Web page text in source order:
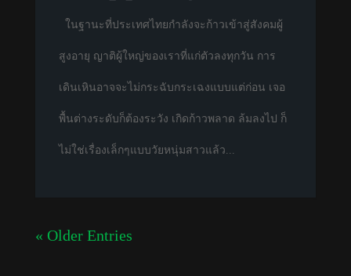
ในฐานะที่ประเทศไทยกำลังจะก้าวเข้าสู่สังคมผู้
สูงอายุ ญาติผู้ใหญ่ของเราที่แก่ตัวลงทุกวัน การ
เดินเหินอาจจะไม่กระฉับกระเฉงแบบแต่ก่อน เจอ
พื้นต่างระดับก็ต้องระวัง เกิดก้าวพลาด ล้มลงไป ก็
ไม่ใช่เรื่องเล็กๆแบบวัยหนุ่มสาวแล้ว...
« Older Entries